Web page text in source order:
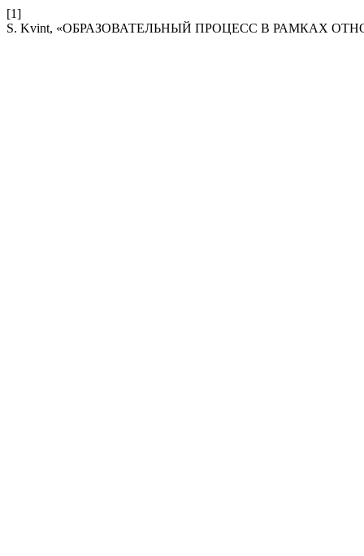
[1]
S. Kvint, «ОБРАЗОВАТЕЛЬНЫЙ ПРОЦЕСС В РАМКАХ